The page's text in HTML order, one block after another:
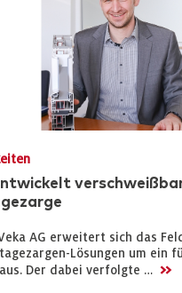
AG erweitert sich das
Lösungen um ein
Der dabei verfolgte … >>